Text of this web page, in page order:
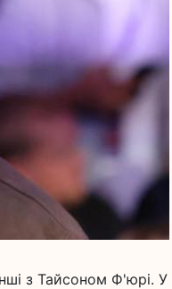
з Тайсоном Ф'юрі. У